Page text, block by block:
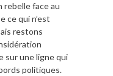
rebelle face au
ce qui n’est
restons
sur une ligne qui
politiques.